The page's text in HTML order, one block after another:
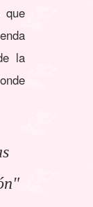
que
la